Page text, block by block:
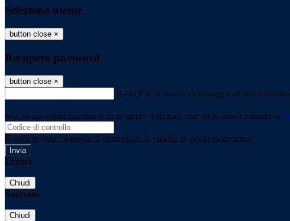
Seleziona utente
button close ×
Recupero password
button close ×
E-mail Verrà inviato un messaggio all'indirizzo
Non hai una e-mail associata al nome utente? Effettua il reset della password tramite la
E-mail inviata, si prega di controllare la casella di posta elettronica!
Errore
Chiudi
Successo
Chiudi